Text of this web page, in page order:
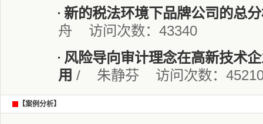
新的税法环境下品牌公司的总
舟 访问次数：43340
风险导向审计理念在高新技术
用 / 朱静芬 访问次数：
【案例分析】